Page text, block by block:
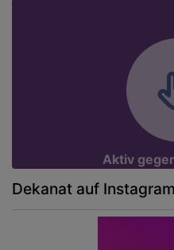
Aktiv
Dekanat auf Instagram